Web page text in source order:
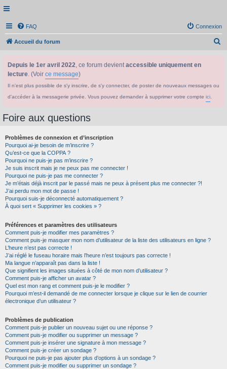
FAQ Connexion
Accueil du forum
Depuis le 1er avril 2022, ce forum devientaccessible uniquement en
lecture. (Voir ce message)
Il n'est plus possible de s'y inscrire, de s'y connecter, de poster de nouveaux messages ou
d'accéder à la messagerie privée. Vous pouvez demander à supprimer votre compte ici
Foire aux questions
Problèmes de connexion et d’inscription
Pourquoi ai-je besoin de m’inscrire ?
Qu’est-ce que la COPPA ?
Pourquoi ne puis-je pas m’inscrire ?
Je suis inscrit mais je ne peux pas me connecter !
Pourquoi ne puis-je pas me connecter ?
Je m’étais déjà inscrit par le passé mais ne peux à présent plus me connecter ?!
J’ai perdu mon mot de passe !
Pourquoi suis-je déconnecté automatiquement ?
À quoi sert « Supprimer les cookies » ?
Préférences et paramètres des utilisateurs
Comment puis-je modifier mes paramètres ?
Comment puis-je masquer mon nom d’utilisateur de la liste des utilisateurs en ligne ?
L’heure n’est pas correcte !
J’ai réglé le fuseau horaire mais l’heure n’est toujours pas correcte !
Ma langue n’apparaît pas dans la liste !
Que signifient les images situées à côté de mon nom d’utilisateur ?
Comment puis-je afficher un avatar ?
Quel est mon rang et comment puis-je le modifier ?
Pourquoi m’est-il demandé de me connecter lorsque je clique sur le lien de courrier
électronique d’un utilisateur ?
Problèmes de publication
Comment puis-je publier un nouveau sujet ou une réponse ?
Comment puis-je modifier ou supprimer un message ?
Comment puis-je insérer une signature à mon message ?
Comment puis-je créer un sondage ?
Pourquoi ne puis-je pas ajouter plus d’options à un sondage ?
Comment puis-je modifier ou supprimer un sondage ?